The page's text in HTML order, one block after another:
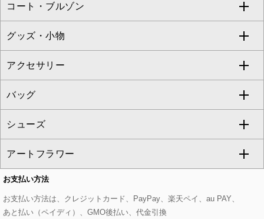
eur3
カーディガン
アンサンブルセット
ベスト・ジレ
パーカー
タンクトップ・キャミソール
スウェット・ジャージー
その他のトップス
チュニック
ジャンパースカート
その他のワンピース・ドレス
クロップド・半端丈パンツ
ガウチョ・ワイドパンツ
ハーフ・ショート丈パンツ
サロペット・オールインワン
その他のパンツ
ロング・マキシ丈スカート
ひざ丈スカート
ミモレ丈スカート
ショート・ミニ丈スカート
その他のスカート
すべてのジャケット・スーツ
テーラードジャケット
ノーカラージャケット
セットアップ
セットアップジャケット
セットアップパンツ
セットアップスカート
セットアップワンピース
コート・ブルゾン
すべてのコート・ブルゾン
トレンチコート
ピーコート
ダッフルコート
チェスターコート
モッズコート
ステンカラーコート
グッズ・小物
すべてのグッズ・小物
マスク
ストール・マフラー・スヌード
ベルト・サスペンダー
帽子
ヘアアクセサリー
アクセサリー
すべてのアクセサリー
ネックレス
ピアス・イヤリング
ブレスレット・バングル
ブローチ・コサージュ
バッグ
すべてのバッグ
トートバッグ
ショルダーバッグ
ボストンバッグ
シューズ
すべてのシューズ
パンプス
スニーカー
アートフラワー
すべてのアートフラワー
ローズ
お支払い方法
お支払い方法は、クレジットカード、PayPay、楽天ペイ、au PAY、
あと払い（ペイディ）、GMO後払い、代金引換